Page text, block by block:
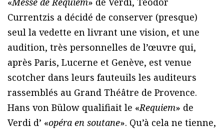
Currentzis a décidé de conserver (presque)
seul la vedette en livrant une vision, et une
audition, très personnelles de l’œuvre qui,
après Paris, Lucerne et Genève, est venue
scotcher dans leurs fauteuils les auditeurs
rassemblés au Grand Théâtre de Provence.
Hans von Bülow qualifiait le «Requiem» de
Verdi d’ «opéra en soutane». Qu’à cela ne tienne,